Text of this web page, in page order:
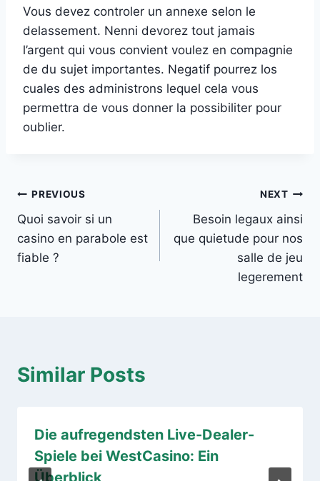
Vous devez controler un annexe selon le
delassement. Nenni devorez tout jamais
l’argent qui vous convient voulez en compagnie
de du sujet importantes. Negatif pourrez los
cuales des administrons lequel cela vous
permettra de vous donner la possibiliter pour
oublier.
Post
navigation
PREVIOUS
Quoi savoir si un
casino en parabole est
fiable ?
NEXT
Besoin legaux ainsi
que quietude pour nos
salle de jeu
legerement
Similar Posts
Die aufregendsten Live-Dealer-
Spiele bei WestCasino: Ein
Überblick